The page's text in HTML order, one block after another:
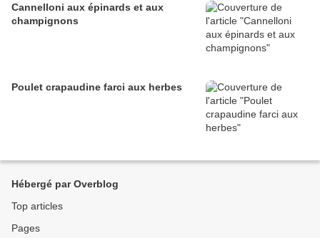
Cannelloni aux épinards et aux
champignons
Poulet crapaudine farci aux herbes
Hébergé par Overblog
Top articles
Pages